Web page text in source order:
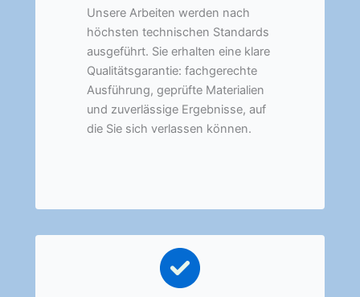
Unsere Arbeiten werden nach
höchsten technischen Standards
ausgeführt. Sie erhalten eine klare
Qualitätsgarantie: fachgerechte
Ausführung, geprüfte Materialien
und zuverlässige Ergebnisse, auf
die Sie sich verlassen können.